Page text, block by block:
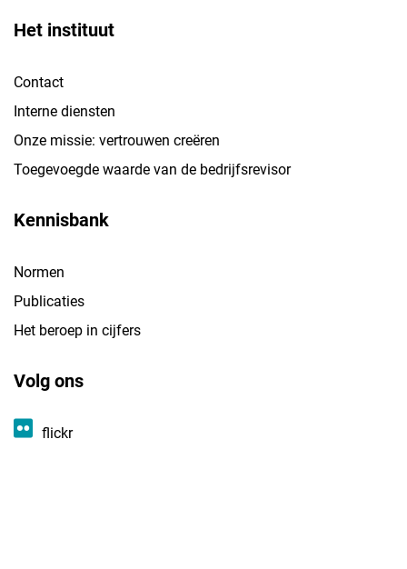
Het instituut
Contact
Interne diensten
Onze missie: vertrouwen creëren
Toegevoegde waarde van de bedrijfsrevisor
Kennisbank
Normen
Publicaties
Het beroep in cijfers
Volg ons
flickr